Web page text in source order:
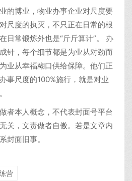
博业，物业办事企业对尺度要
尺度的执灭，不只正在日常的根
日常锻炼外也是“斤斤算计”。 办
针，每个细节都是为业从对劲而
业从幸福糊口供给保障。他们正
事尺度的100%施行，就是对业
本人概念，不代表封面号平台
关，文责做者自傲。若是文章内
封面旧事。
营